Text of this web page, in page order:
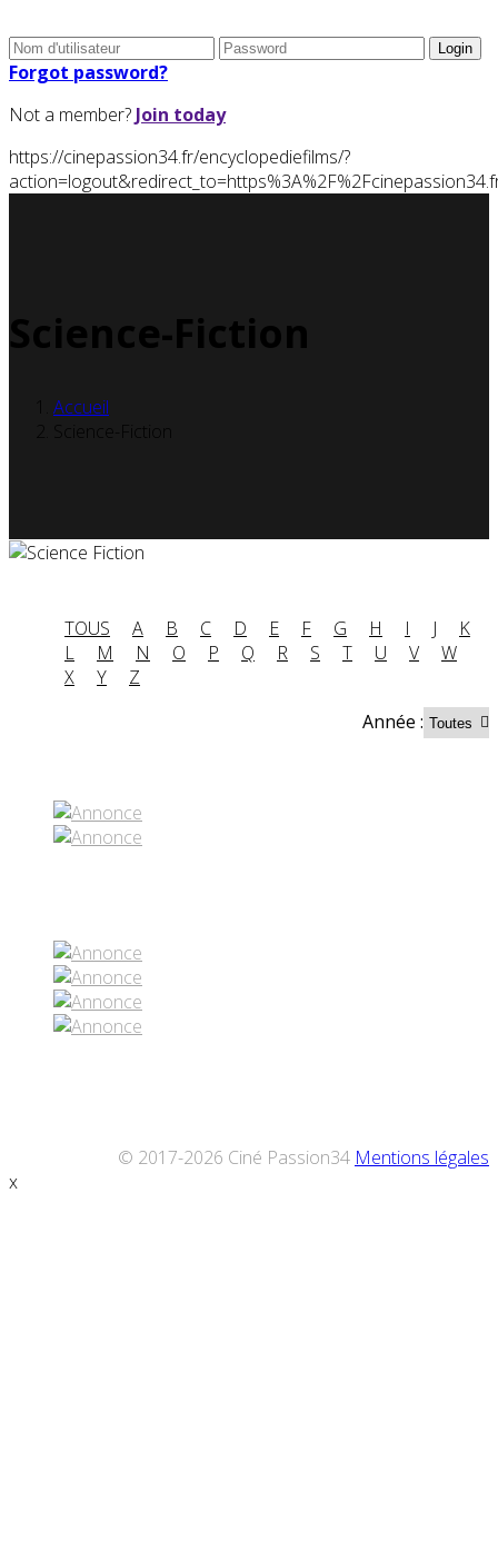
Forgot password?
Not a member? Join today
https://cinepassion34.fr/encyclopediefilms/?
Science-Fiction
Accueil
Science-Fiction
TOUS A B C D E F G H I J
K
L
M N O P Q R S T U V
W
X
Y
Z
Année :
© 2017-2026 Ciné Passion34 Mentions légales
x